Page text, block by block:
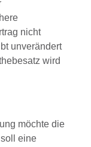
nicht
unverändert
wird
möchte die
eine